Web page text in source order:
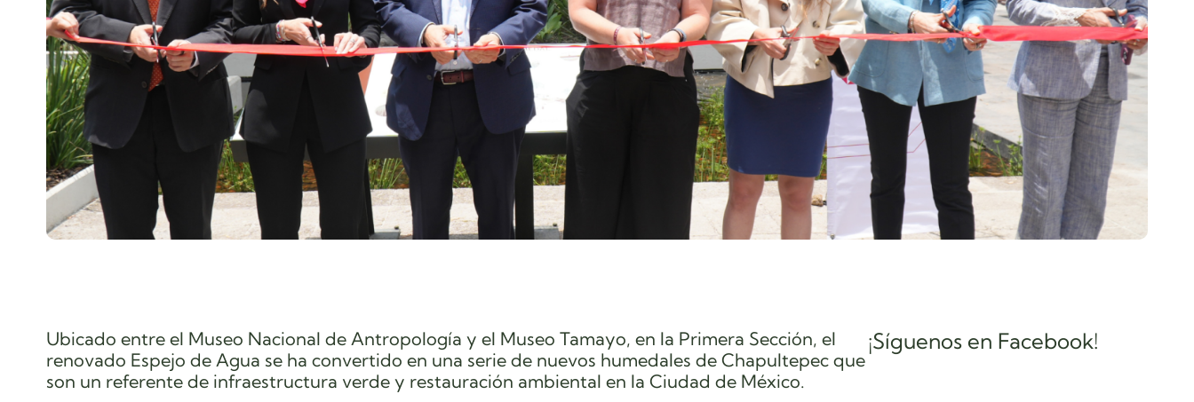
Ubicado entre el Museo Nacional de Antropología y el Museo Tamayo, en la Primera Sección, el
renovado Espejo de Agua se ha convertido en una serie de nuevos humedales de Chapultepec que
son un referente de infraestructura verde y restauración ambiental en la Ciudad de México.
¡Síguenos en Facebook!